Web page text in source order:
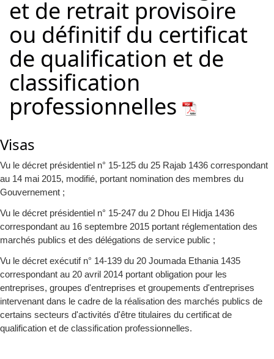
et de retrait provisoire
ou définitif du certificat
de qualification et de
classification
professionnelles
Visas
Vu le décret présidentiel n° 15-125 du 25 Rajab 1436 correspondant
au 14 mai 2015, modifié, portant nomination des membres du
Gouvernement ;
Vu le décret présidentiel n° 15-247 du 2 Dhou El Hidja 1436
correspondant au 16 septembre 2015 portant réglementation des
marchés publics et des délégations de service public ;
Vu le décret exécutif n° 14-139 du 20 Joumada Ethania 1435
correspondant au 20 avril 2014 portant obligation pour les
entreprises, groupes d'entreprises et groupements d'entreprises
intervenant dans le cadre de la réalisation des marchés publics de
certains secteurs d'activités d'être titulaires du certificat de
qualification et de classification professionnelles.